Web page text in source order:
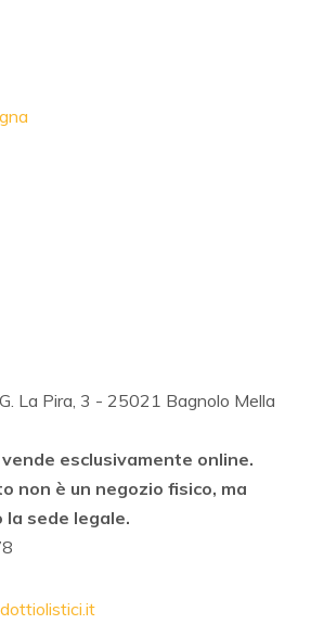
La Pira, 3 - 25021 Bagnolo Mella
esclusivamente online.
non è un negozio fisico, ma
sede legale.